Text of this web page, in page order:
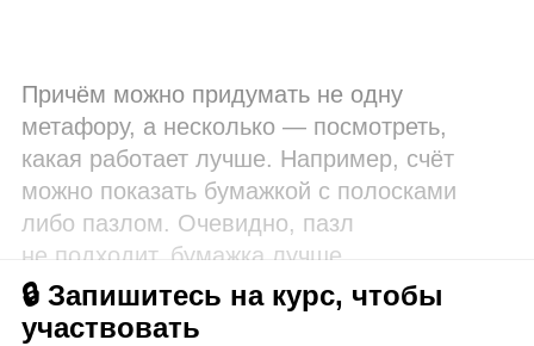
Причём можно придумать не одну
метафору, а несколько — посмотреть,
какая работает лучше. Например, счёт
можно показать бумажкой с полосками
либо пазлом. Очевидно, пазл
не подходит, бумажка лучше.
🔒 Запишитесь на курс, чтобы
участвовать